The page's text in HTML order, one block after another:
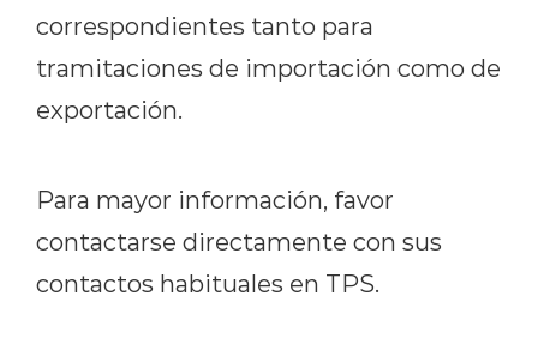
correspondientes tanto para
tramitaciones de importación como de
exportación.
Para mayor información, favor
contactarse directamente con sus
contactos habituales en TPS.